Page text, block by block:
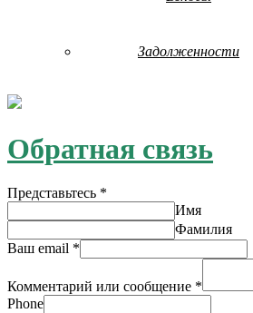
Задолженности
Обратная связь
Представьтесь *
Имя
Фамилия
Ваш email *
Комментарий или сообщение *
Phone